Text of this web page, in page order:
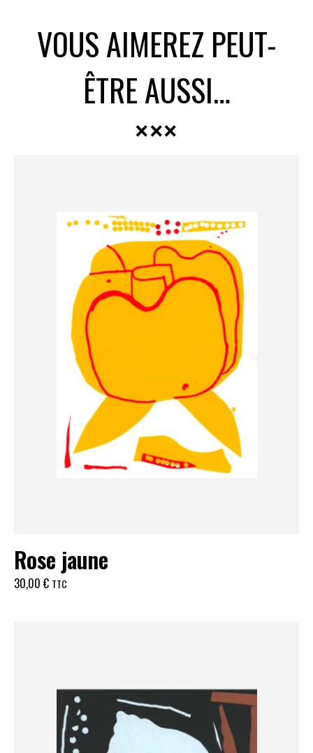
VOUS AIMEREZ PEUT-
ÊTRE AUSSI…
Rose jaune
30,00 € TTC